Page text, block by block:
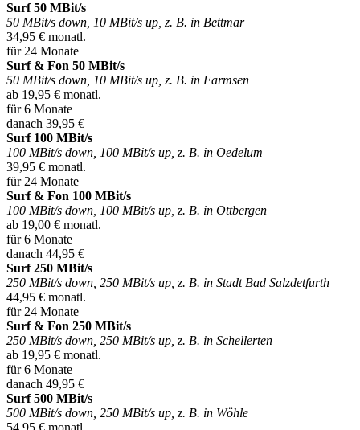
Surf 50 MBit/s
50 MBit/s down, 10 MBit/s up, z. B. in Bettmar
34,95 € monatl.
für 24 Monate
Surf & Fon 50 MBit/s
50 MBit/s down, 10 MBit/s up, z. B. in Farmsen
ab 19,95 € monatl.
für 6 Monate
danach 39,95 €
Surf 100 MBit/s
100 MBit/s down, 100 MBit/s up, z. B. in Oedelum
39,95 € monatl.
für 24 Monate
Surf & Fon 100 MBit/s
100 MBit/s down, 100 MBit/s up, z. B. in Ottbergen
ab 19,00 € monatl.
für 6 Monate
danach 44,95 €
Surf 250 MBit/s
250 MBit/s down, 250 MBit/s up, z. B. in Stadt Bad Salzdetfurth
44,95 € monatl.
für 24 Monate
Surf & Fon 250 MBit/s
250 MBit/s down, 250 MBit/s up, z. B. in Schellerten
ab 19,95 € monatl.
für 6 Monate
danach 49,95 €
Surf 500 MBit/s
500 MBit/s down, 250 MBit/s up, z. B. in Wöhle